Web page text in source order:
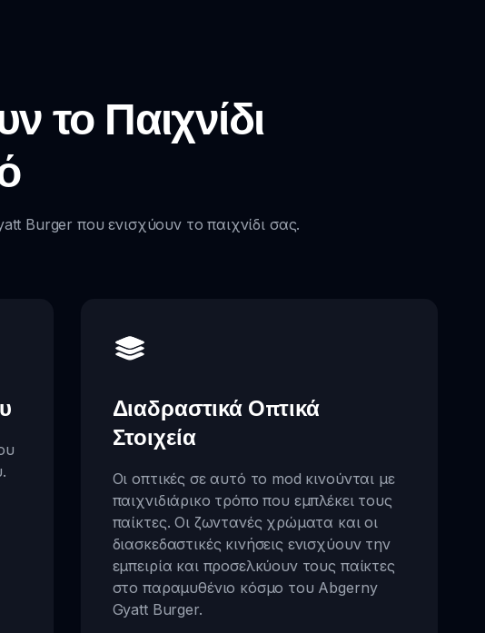
το Παιχνίδι
Burger που ενισχύουν το παιχνίδι σας.
Διαδραστικά Οπτικά
Στοιχεία
Οι οπτικές σε αυτό το mod κινούνται με
παιχνιδιάρικο τρόπο που εμπλέκει τους
παίκτες. Οι ζωντανές χρώματα και οι
διασκεδαστικές κινήσεις ενισχύουν την
εμπειρία και προσελκύουν τους παίκτες
στο παραμυθένιο κόσμο του Abgerny
Gyatt Burger.